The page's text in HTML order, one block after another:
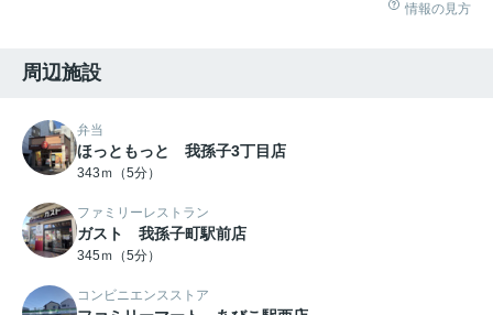
情報の見方
周辺施設
弁当
ほっともっと 我孫子3丁目店
343ｍ（5分）
ファミリーレストラン
ガスト 我孫子町駅前店
345ｍ（5分）
コンビニエンスストア